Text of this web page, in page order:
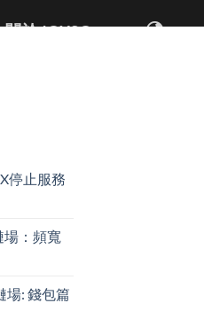
關於 JOYSO
停止服務
：頻寬
場: 錢包篇